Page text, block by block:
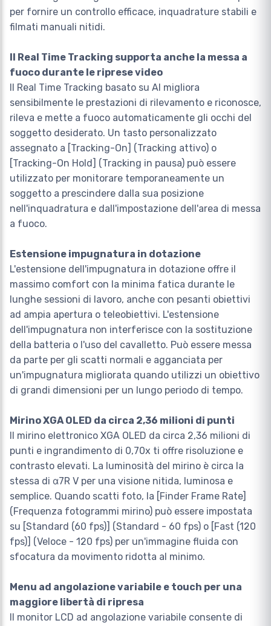
per fornire un controllo efficace, inquadrature stabili e
filmati manuali nitidi.
Il Real Time Tracking supporta anche la messa a
fuoco durante le riprese video
Il Real Time Tracking basato su AI migliora
sensibilmente le prestazioni di rilevamento e riconosce,
rileva e mette a fuoco automaticamente gli occhi del
soggetto desiderato. Un tasto personalizzato
assegnato a [Tracking-On] (Tracking attivo) o
[Tracking-On Hold] (Tracking in pausa) può essere
utilizzato per monitorare temporaneamente un
soggetto a prescindere dalla sua posizione
nell'inquadratura e dall'impostazione dell'area di messa
a fuoco.
Estensione impugnatura in dotazione
L'estensione dell'impugnatura in dotazione offre il
massimo comfort con la minima fatica durante le
lunghe sessioni di lavoro, anche con pesanti obiettivi
ad ampia apertura o teleobiettivi. L'estensione
dell'impugnatura non interferisce con la sostituzione
della batteria o l'uso del cavalletto. Può essere messa
da parte per gli scatti normali e agganciata per
un'impugnatura migliorata quando utilizzi un obiettivo
di grandi dimensioni per un lungo periodo di tempo.
Mirino XGA OLED da circa 2,36 milioni di punti
Il mirino elettronico XGA OLED da circa 2,36 milioni di
punti e ingrandimento di 0,70x ti offre risoluzione e
contrasto elevati. La luminosità del mirino è circa la
stessa di α7R V per una visione nitida, luminosa e
semplice. Quando scatti foto, la [Finder Frame Rate]
(Frequenza fotogrammi mirino) può essere impostata
su [Standard (60 fps)] (Standard - 60 fps) o [Fast (120
fps)] (Veloce - 120 fps) per un'immagine fluida con
sfocatura da movimento ridotta al minimo.
Menu ad angolazione variabile e touch per una
maggiore libertà di ripresa
Il monitor LCD ad angolazione variabile consente di